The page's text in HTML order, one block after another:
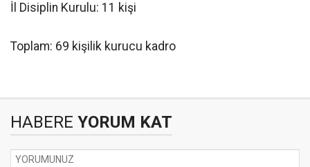
İl Disiplin Kurulu: 11 kişi
Toplam: 69 kişilik kurucu kadro
HABERE YORUM KAT